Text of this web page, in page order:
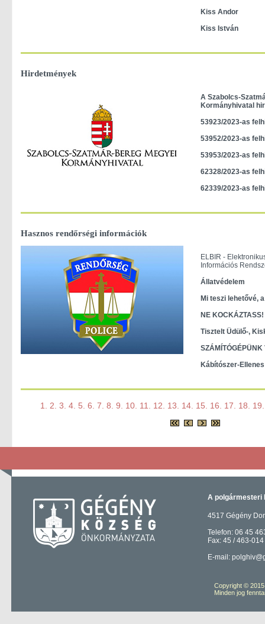
Kiss Andor
Kiss István
Hirdetmények
A Szabolcs-
Kormányhivatal
53923/2023-as
53952/2023-as
53953/2023-as
62328/2023-as
62339/2023-as
Hasznos rendőrségi információk
ELBIR -
Információs
Állatvédelem
Mi teszi lehetővé,
NE KOCKÁZTASS!
Tisztelt Üdülő-,
SZÁMÍTÓGÉPÜNK
Kábítószer-
1. 2. 3. 4. 5. 6. 7. 8. 9. 10. 11. 12. 13. 14. 15. 16. 17. 18. 19.
A polgármesteri
4517 Gégény
Telefon: 06 45
Fax: 45 / 463-014
E-mail:
Copyright ©
Minden jog